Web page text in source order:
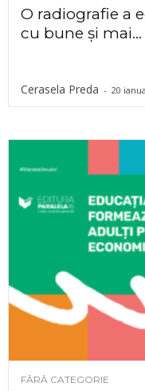
O radiografie a
cu bune și mai...
Cerasela Preda - 20
FĂRĂ CATEGORIE